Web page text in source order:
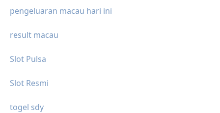
pengeluaran macau hari ini
result macau
Slot Pulsa
Slot Resmi
togel sdy